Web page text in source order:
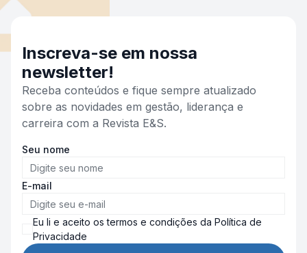
Inscreva-se em nossa
newsletter!
Receba conteúdos e fique sempre atualizado
sobre as novidades em gestão, liderança e
carreira com a Revista E&S.
Seu nome
E-mail
Eu li e aceito os termos e condições da Política de
Privacidade